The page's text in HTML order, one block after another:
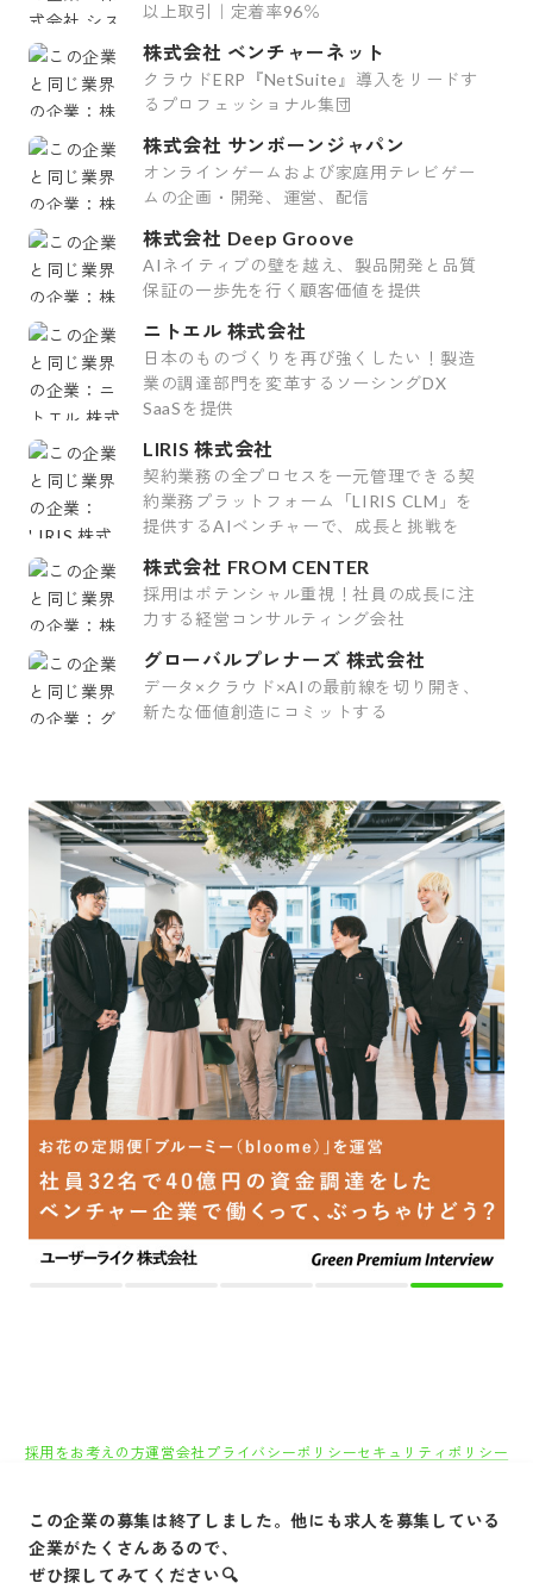
以上取引｜定着率96％
株式会社 ベンチャーネット
クラウドERP『NetSuite』導入をリードす
るプロフェッショナル集団
株式会社 サンボーンジャパン
オンラインゲームおよび家庭用テレビゲー
ムの企画・開発、運営、配信
株式会社 Deep Groove
AIネイティブの壁を越え、製品開発と品質
保証の一歩先を行く顧客価値を提供
ニトエル 株式会社
日本のものづくりを再び強くしたい！製造
業の調達部門を変革するソーシングDX
SaaSを提供
LIRIS 株式会社
契約業務の全プロセスを一元管理できる契
約業務プラットフォーム「LIRIS CLM」を
提供するAIベンチャーで、成長と挑戦を
株式会社 FROM CENTER
採用はポテンシャル重視！社員の成長に注
力する経営コンサルティング会社
グローバルプレナーズ 株式会社
データ×クラウド×AIの最前線を切り開き、
新たな価値創造にコミットする
この企業の募集は終了しました。他にも求人を募集している
企業がたくさんあるので、
ぜひ探してみてください🔍
採用をお考えの方運営会社 プライバシーポリシーセキュリティポリシー
Copyright© Atrae, Inc. All Right Reserved.
転職サイトGreen IT/Web・通信・インターネット系